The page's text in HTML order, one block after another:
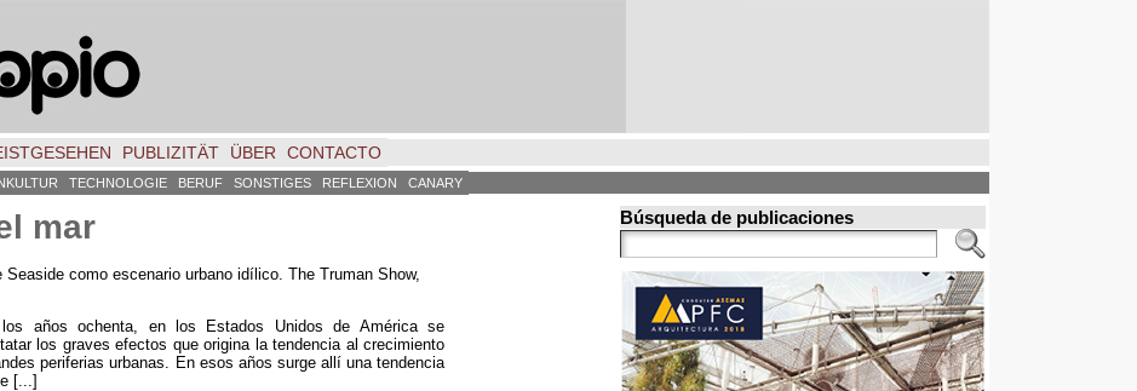
PUBLIZITÄT ÜBER CONTACTO
TECHNOLOGIE BERUF SONSTIGES REFLEXION CANARY
mar
Seaside como escenario urbano idílico. The Truman Show,
años ochenta, en los Estados Unidos de América se
los graves efectos que origina la tendencia al crecimiento
periferias urbanas.
En esos años surge allí una tendencia
[...]
Búsqueda de publicaciones